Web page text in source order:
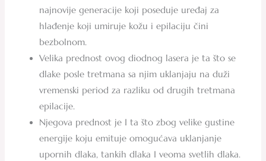
najnovije generacije koji poseduje uređaj za
hlađenje koji umiruje kožu i epilaciju čini
bezbolnom.
Velika prednost ovog diodnog lasera je ta što se
dlake posle tretmana sa njim uklanjaju na duži
vremenski period za razliku od drugih tretmana
epilacije.
Njegova prednost je I ta što zbog velike gustine
energije koju emituje omogućava uklanjanje
upornih dlaka, tankih dlaka I veoma svetlih dlaka.